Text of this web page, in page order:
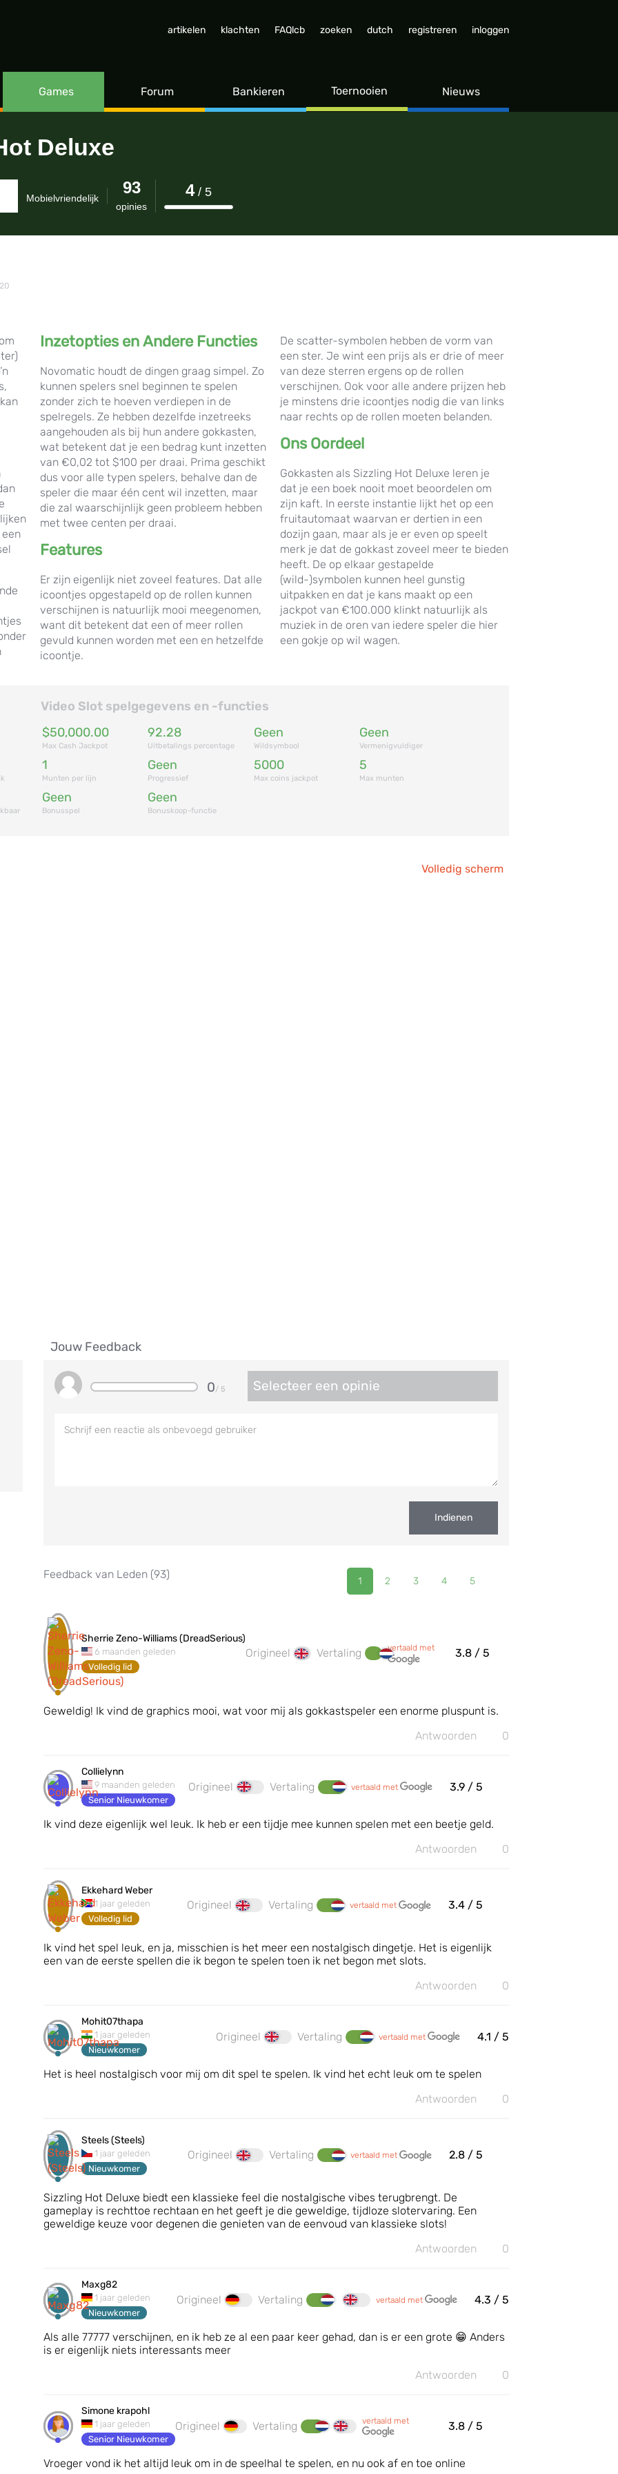
artikelen klachten FAQlcb zoeken dutch registreren inloggen
Games Forum Bankieren Toernooien Nieuws
Deluxe
Mobielvriendelijk
93
opinies
4/ 5
Inzetopties en Andere Functies
Novomatic houdt de dingen graag simpel. Zo
kunnen spelers snel beginnen te spelen
zonder zich te hoeven verdiepen in de
spelregels. Ze hebben dezelfde inzetreeks
aangehouden als bij hun andere gokkasten,
wat betekent dat je een bedrag kunt inzetten
van €0,02 tot $100 per draai. Prima geschikt
dus voor alle typen spelers, behalve dan de
speler die maar één cent wil inzetten, maar
die zal waarschijnlijk geen probleem hebben
met twee centen per draai.
Features
Er zijn eigenlijk niet zoveel features. Dat alle
icoontjes opgestapeld op de rollen kunnen
verschijnen is natuurlijk mooi meegenomen,
want dit betekent dat een of meer rollen
gevuld kunnen worden met een en hetzelfde
icoontje.
De scatter-symbolen hebben de vorm van
een ster. Je wint een prijs als er drie of meer
van deze sterren ergens op de rollen
verschijnen. Ook voor alle andere prijzen heb
je minstens drie icoontjes nodig die van links
naar rechts op de rollen moeten belanden.
Ons Oordeel
Gokkasten als Sizzling Hot Deluxe leren je
dat je een boek nooit moet beoordelen om
zijn kaft. In eerste instantie lijkt het op een
fruitautomaat waarvan er dertien in een
dozijn gaan, maar als je er even op speelt
merk je dat de gokkast zoveel meer te bieden
heeft. De op elkaar gestapelde
(wild-)symbolen kunnen heel gunstig
uitpakken en dat je kans maakt op een
jackpot van €100.000 klinkt natuurlijk als
muziek in de oren van iedere speler die hier
een gokje op wil wagen.
Video Slot spelgegevens en -functies
$50,000.00
Max Cash Jackpot
92.28
Uitbetalings percentage
Geen
Wildsymbool
Geen
Vermenigvuldiger
1
Munten per lijn
Geen
Progressief
5000
Max coins jackpot
5
Max munten
Geen
Bonusspel
Geen
Bonuskoop-functie
Volledig scherm
Jouw Feedback
0/ 5 Selecteer een opinie
Indienen
Feedback van Leden (93)
1 2 3 4 5
Sherrie Zeno-Williams (DreadSerious)
6 maanden geleden
Volledig lid
Origineel Vertaling vertaald met 3.8/ 5
Geweldig! Ik vind de graphics mooi, wat voor mij als gokkastspeler een enorme pluspunt is.
Antwoorden
0
Collielynn
9 maanden geleden
Senior Nieuwkomer
Origineel Vertaling vertaald met 3.9/ 5
Ik vind deze eigenlijk wel leuk. Ik heb er een tijdje mee kunnen spelen met een beetje geld.
Antwoorden
0
Ekkehard Weber
1 jaar geleden
Volledig lid
Origineel Vertaling vertaald met 3.4/ 5
Ik vind het spel leuk, en ja, misschien is het meer een nostalgisch dingetje. Het is eigenlijk
een van de eerste spellen die ik begon te spelen toen ik net begon met slots.
Antwoorden
0
Mohit07thapa
1 jaar geleden
Nieuwkomer
Origineel Vertaling vertaald met 4.1 / 5
Het is heel nostalgisch voor mij om dit spel te spelen. Ik vind het echt leuk om te spelen
Antwoorden
0
Steels (Steels)
1 jaar geleden
Nieuwkomer
Origineel Vertaling vertaald met 2.8/ 5
Sizzling Hot Deluxe biedt een klassieke feel die nostalgische vibes terugbrengt. De
gameplay is rechttoe rechtaan en het geeft je die geweldige, tijdloze slotervaring. Een
geweldige keuze voor degenen die genieten van de eenvoud van klassieke slots!
Antwoorden
0
Maxg82
1 jaar geleden
Nieuwkomer
Origineel Vertaling vertaald met 4.3 / 5
Als alle 77777 verschijnen, en ik heb ze al een paar keer gehad, dan is er een grote 😁 Anders
is er eigenlijk niets interessants meer
Antwoorden
0
Simone krapohl
1 jaar geleden
Senior Nieuwkomer
Origineel Vertaling vertaald met 3.8/ 5
Vroeger vond ik het altijd leuk om in de speelhal te spelen, en nu ook af en toe online